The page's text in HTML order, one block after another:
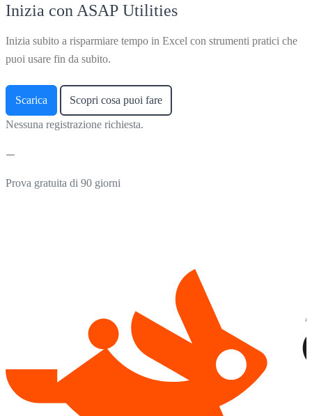
Inizia con ASAP Utilities
Inizia subito a risparmiare tempo in Excel con strumenti pratici che
puoi usare fin da subito.
Scarica Scopri cosa puoi fare
Nessuna registrazione richiesta.
Prova gratuita di 90 giorni